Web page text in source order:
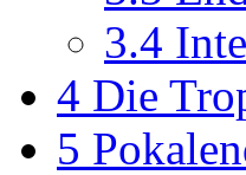
3.4
4 Die
5